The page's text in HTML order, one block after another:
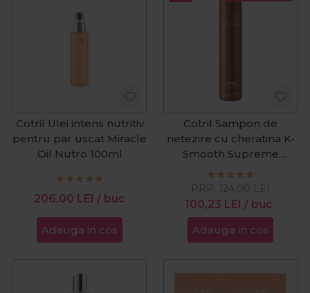
Cotril Ulei intens nutritiv
pentru par uscat Miracle
Oil Nutro 100ml
206,00 LEI / buc
Adauga in cos
Cotril Sampon de
netezire cu cheratina K-
Smooth Supreme
Keratin 300ml
100,23 LEI / buc
PRP: 124,00 LEI
Adauga in cos